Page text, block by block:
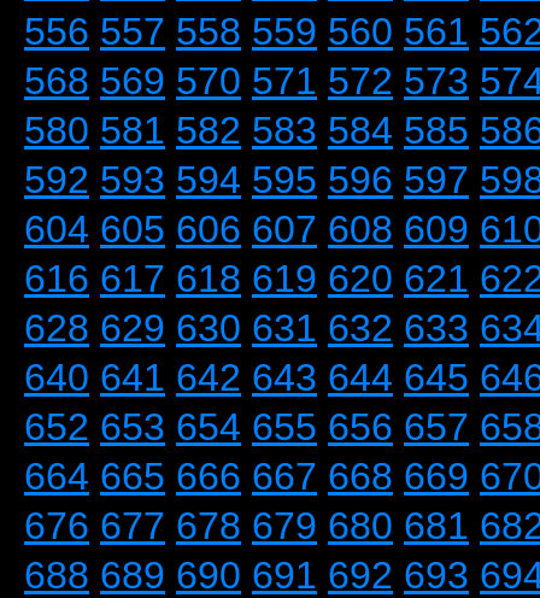
556 557 558 559 560 561
568 569 570 571 572 573
580 581 582 583 584 585
592 593 594 595 596 597
604 605 606 607 608 609
616 617 618 619 620 621
628 629 630 631 632 633
640 641 642 643 644 645
652 653 654 655 656 657
664 665 666 667 668 669
676 677 678 679 680 681
688 689 690 691 692 693